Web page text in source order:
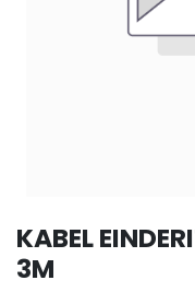
KABEL
3M